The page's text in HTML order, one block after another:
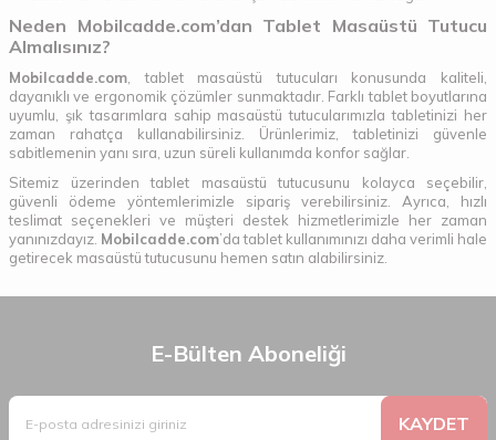
Neden Mobilcadde.com’dan Tablet Masaüstü Tutucu
Almalısınız?
Mobilcadde.com, tablet masaüstü tutucuları konusunda kaliteli,
dayanıklı ve ergonomik çözümler sunmaktadır. Farklı tablet boyutlarına
uyumlu, şık tasarımlara sahip masaüstü tutucularımızla tabletinizi her
zaman rahatça kullanabilirsiniz. Ürünlerimiz, tabletinizi güvenle
sabitlemenin yanı sıra, uzun süreli kullanımda konfor sağlar.
Sitemiz üzerinden tablet masaüstü tutucusunu kolayca seçebilir,
güvenli ödeme yöntemlerimizle sipariş verebilirsiniz. Ayrıca, hızlı
teslimat seçenekleri ve müşteri destek hizmetlerimizle her zaman
yanınızdayız. Mobilcadde.com’da tablet kullanımınızı daha verimli hale
getirecek masaüstü tutucusunu hemen satın alabilirsiniz.
E-Bülten Aboneliği
KAYDET